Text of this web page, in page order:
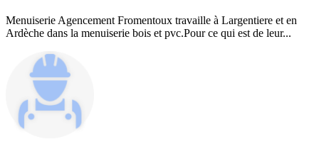
Menuiserie Agencement Fromentoux travaille à Largentiere et en
Ardèche dans la menuiserie bois et pvc.Pour ce qui est de leur...